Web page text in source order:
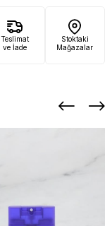
Teslimat
ve İade
Stoktaki
Mağazalar